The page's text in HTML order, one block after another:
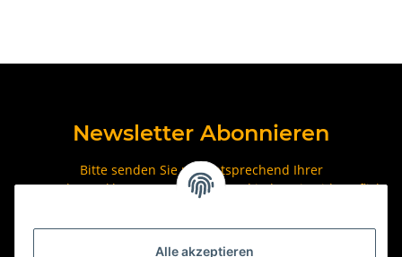
Alle akzeptieren
Newsletter Abonnieren
Bitte senden Sie mir entsprechend Ihrer
Datenschutzerklärungregelmäßig und jederzeit widerruflich